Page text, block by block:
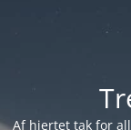
Af hjertet tak for